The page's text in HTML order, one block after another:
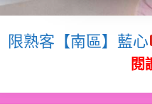
限熟客【南區】藍心
閱